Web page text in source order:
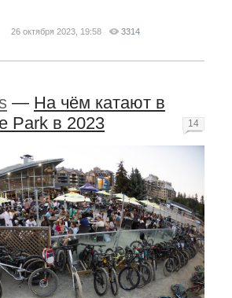
26 октября 2023, 19:58 3314
— На чём катают в
Park в 2023
14